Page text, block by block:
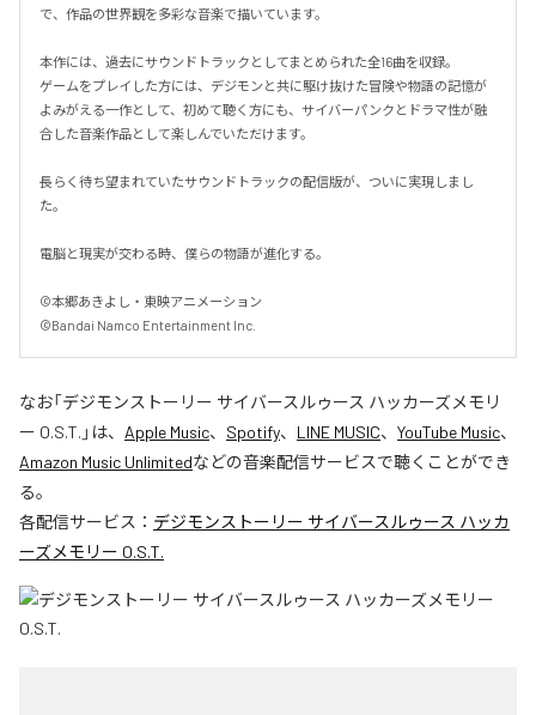
で、作品の世界観を多彩な音楽で描いています。
本作には、過去にサウンドトラックとしてまとめられた全16曲を収録。
ゲームをプレイした方には、デジモンと共に駆け抜けた冒険や物語の記憶が
よみがえる一作として、初めて聴く方にも、サイバーパンクとドラマ性が融
合した音楽作品として楽しんでいただけます。
長らく待ち望まれていたサウンドトラックの配信版が、ついに実現しまし
た。
電脳と現実が交わる時、僕らの物語が進化する。
©本郷あきよし・東映アニメーション
©Bandai Namco Entertainment Inc.
なお「デジモンストーリー サイバースルゥース ハッカーズメモリ
ー O.S.T. 」は、 Apple Music、 Spotify、 LINE MUSIC、 YouTube Music、
Amazon Music Unlimitedなどの音楽配信サービスで聴くことができ
る。
各配信サービス： デジモンストーリー サイバースルゥース ハッカ
ーズメモリー O.S.T.